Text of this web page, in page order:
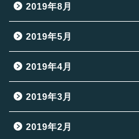
2019年8月
2019年5月
2019年4月
2019年3月
2019年2月